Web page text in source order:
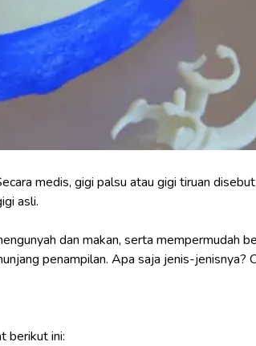
medis, gigi palsu atau gigi tiruan
asli.
dan makan, serta mempermudah
penampilan. Apa saja jenis-jenisnya?
berikut ini: